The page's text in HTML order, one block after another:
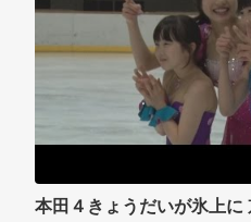
本田４きょうだいが氷上